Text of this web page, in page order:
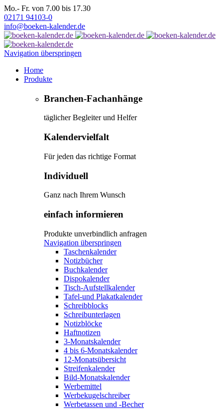
Mo.- Fr. von 7.00 bis 17.30
02171 94103-0
info@boeken-kalender.de
Navigation überspringen
Home
Produkte
Branchen-Fachanhänge
täglicher Begleiter und Helfer
Kalendervielfalt
Für jeden das richtige Format
Individuell
Ganz nach Ihrem Wunsch
einfach informieren
Produkte unverbindlich anfragen
Navigation überspringen
Taschenkalender
Notizbücher
Buchkalender
Dispokalender
Tisch-Aufstellkalender
Tafel-und Plakatkalender
Schreibblocks
Schreibunterlagen
Notizblöcke
Haftnotizen
3-Monatskalender
4 bis 6-Monatskalender
12-Monatsübersicht
Streifenkalender
Bild-Monatskalender
Werbemittel
Werbekugelschreiber
Werbetassen und -Becher